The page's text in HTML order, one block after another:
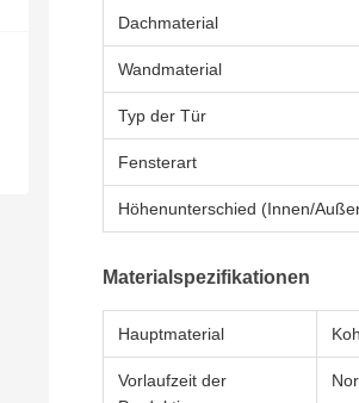
Dachmaterial
Wandmaterial
Typ der Tür
Fensterart
Höhenunterschied (Innen/
Materialspezifikationen
Hauptmaterial
Vorlaufzeit der